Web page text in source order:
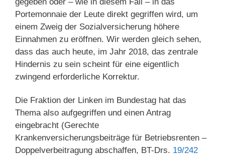
Portemonnaie der Leute direkt gegriffen wird, um
einem Zweig der Sozialversicherung höhere
Einnahmen zu eröffnen. Wir werden gleich sehen,
dass das auch heute, im Jahr 2018, das zentrale
Hindernis zu sein scheint für eine eigentlich
zwingend erforderliche Korrektur.
Die Fraktion der Linken im Bundestag hat das
Thema also aufgegriffen und einen Antrag
eingebracht (Gerechte
Krankenversicherungsbeiträge für Betriebsrenten –
Doppelverbeitragung abschaffen, BT-Drs. 19/242